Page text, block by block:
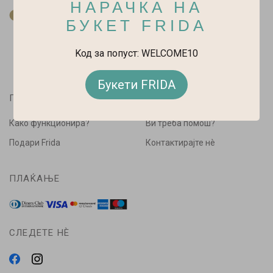
За нас
ПАЗАРУВАЈ
Како функционира?
Подари Frida
ПОМОШ
Ви треба помош?
Контактирајте нè
ПЛАЌАЊЕ
СЛЕДЕТЕ НÈ
НАРАЧКА НА
БУКЕТ FRIDA
Kод за попуст: WELCOME10
Букети FRIDA